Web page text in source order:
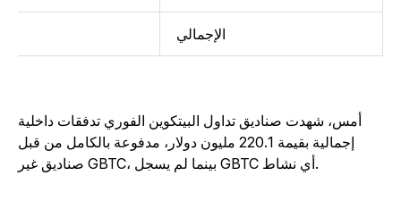
الإجمالي
أمس، شهدت صناديق تداول البيتكوين الفوري تدفقات داخلية
إجمالية بقيمة 220.1 مليون دولار، مدفوعة بالكامل من قبل